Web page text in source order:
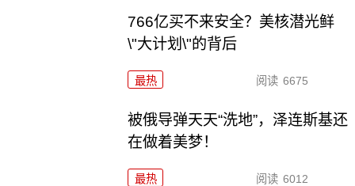
766亿买不来安全？美核潜光鲜
\"大计划\"的背后
最热 阅读 6675
被俄导弹天天“洗地”，泽连斯基还
在做着美梦！
最热 阅读 6012